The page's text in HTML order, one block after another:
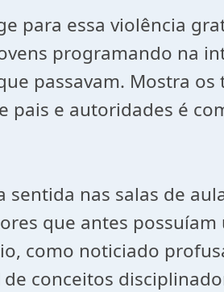
para essa violência
programando na
passavam. Mostra os
pais e autoridades é
nas salas de
que antes
como noticiado
conceitos